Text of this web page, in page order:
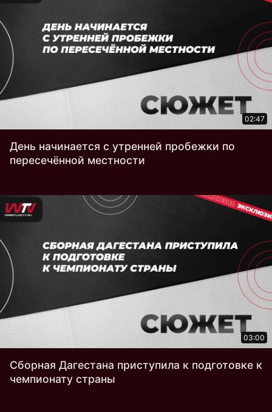
02:47
День начинается с утренней пробежки по
пересечённой местности
03:00
Сборная Дагестана приступила к подготовке к
чемпионату страны